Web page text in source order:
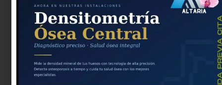
pie de la letra las indicaciones que nos brinden los
técnicos de la clínica para garantizar un procedimiento
adecuado.
Importancia de la